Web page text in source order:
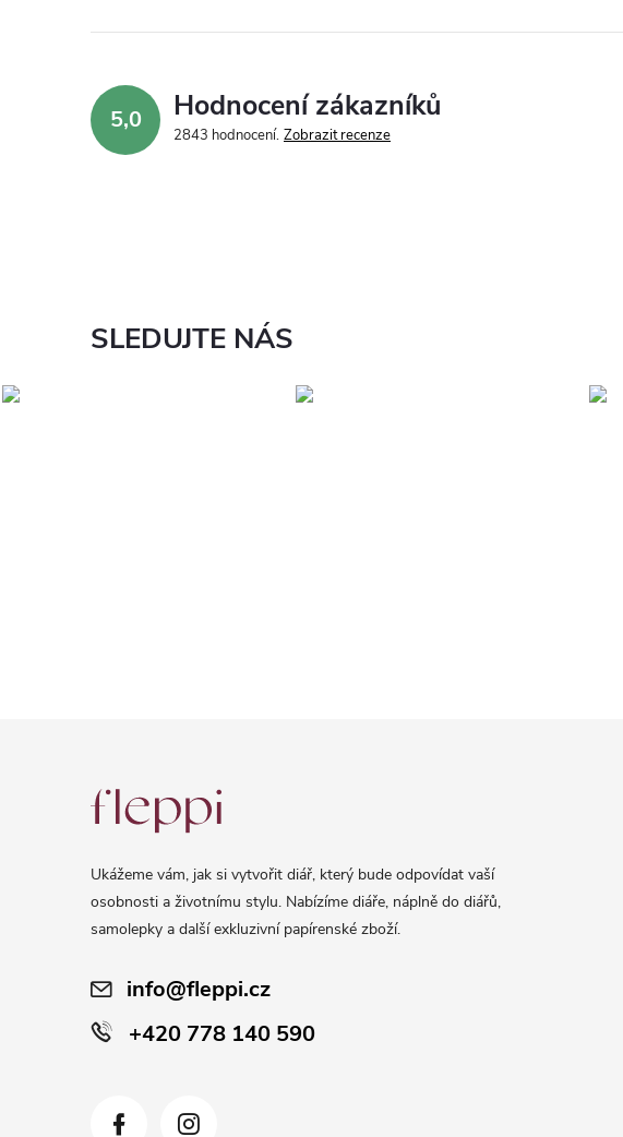
5,0 Hodnocení zákazníků
2843 hodnocení Zobrazit recenze
SLEDUJTE NÁS
Ukážeme vám, jak si vytvořit diář, který bude odpovídat vaší
osobnosti a životnímu stylu. Nabízíme diáře, náplně do diářů,
samolepky a další exkluzivní papírenské zboží.
info@fleppi.cz
+420 778 140 590